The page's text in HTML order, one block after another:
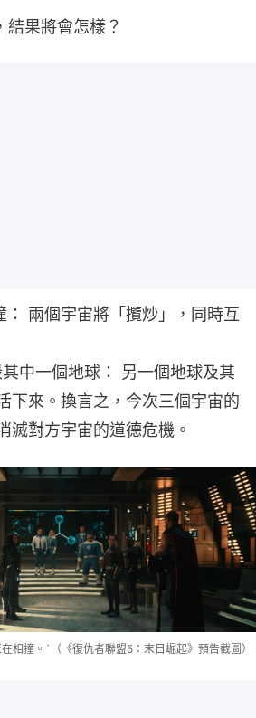
結果將會怎樣？
兩個宇宙將「攬炒」，同時互
中一個地球： 另一個地球及其
下來。換言之，今次三個宇宙的
滅對方宇宙的道德危機。
相撞。`（《復仇者聯盟5：末日崛起》預告截圖）